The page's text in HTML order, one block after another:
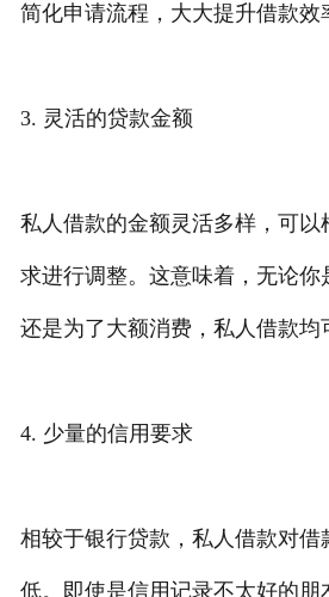
简化申请流程，大大提升借款效
3. 灵活的贷款金额
私人借款的金额灵活多样，可以
求进行调整。这意味着，无论你
还是为了大额消费，私人借款均
4. 少量的信用要求
相较于银行贷款，私人借款对借
低。即使是信用记录不太好的朋